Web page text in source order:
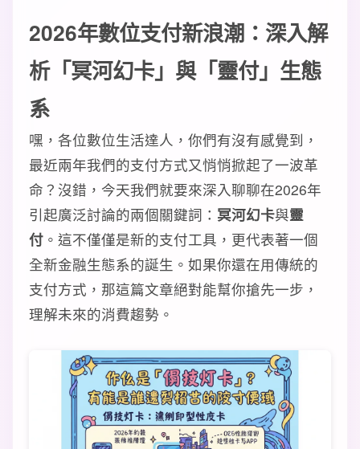
2026年數位支付新浪潮：深入解
析「冥河幻卡」與「靈付」生態
系
嘿，各位數位生活達人，你們有沒有感覺到，
最近兩年我們的支付方式又悄悄掀起了一波革
命？沒錯，今天我們就要來深入聊聊在2026年
引起廣泛討論的兩個關鍵詞： 冥河幻卡與靈
付 。這不僅僅是新的支付工具，更代表著一個
全新金融生態系的誕生。如果你還在用傳統的
支付方式，那這篇文章絕對能幫你搶先一步，
理解未來的消費趨勢。